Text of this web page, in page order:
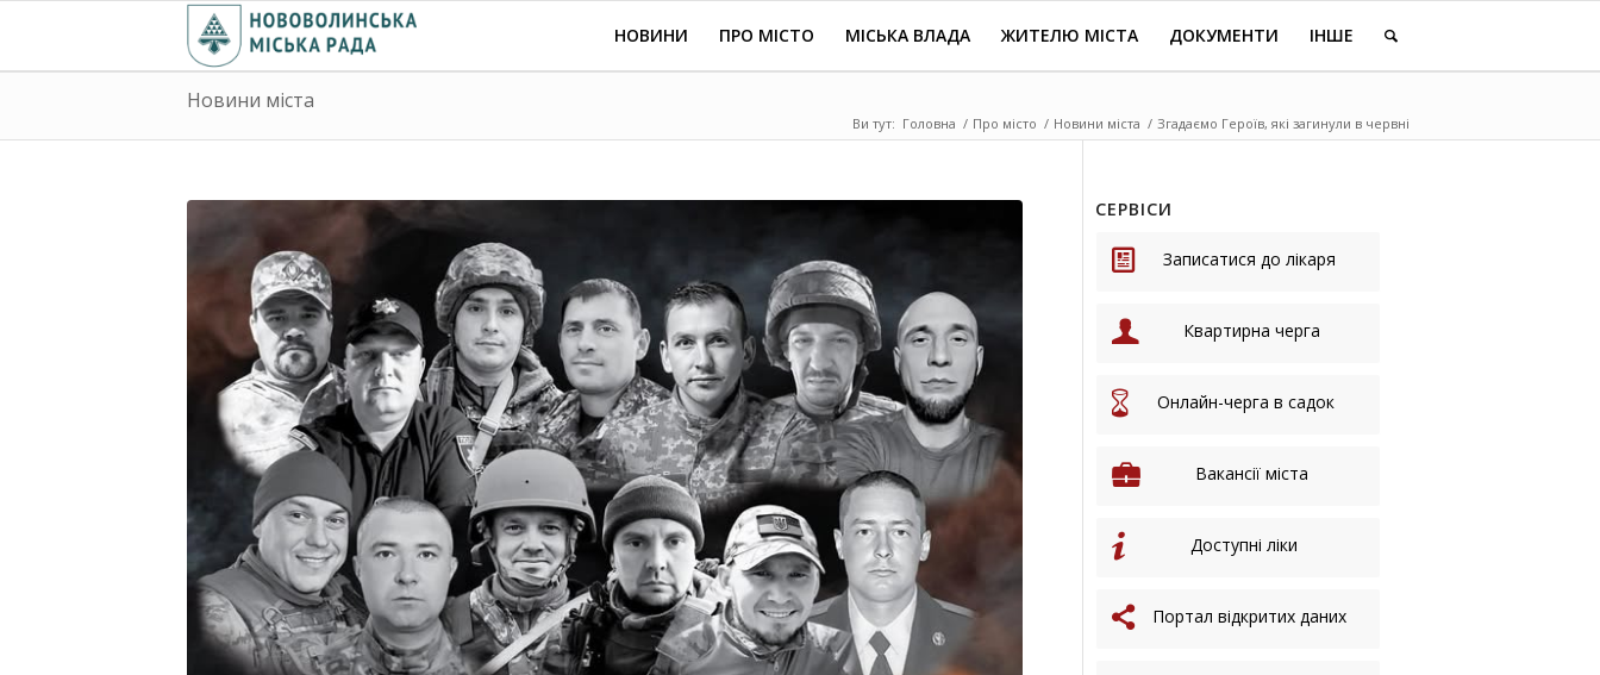
НОВИНИ ПРО МІСТО МІСЬКА ВЛАДА ЖИТЕЛЮ МІСТА ДОКУМЕНТИ ІНШЕ
Новини міста
Ви тут: Головна / Про місто / Новини міста / Згадаємо Героїв, які загинули в червні
СЕРВІСИ
Записатися до лікаря
Квартирна черга
Онлайн-черга в садок
Вакансії міста
Доступні ліки
Портал відкритих даних